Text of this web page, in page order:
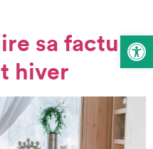
sa facture
hiver
Ouvrir